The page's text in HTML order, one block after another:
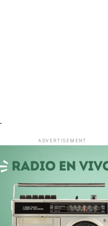
ADVERTISEMENT